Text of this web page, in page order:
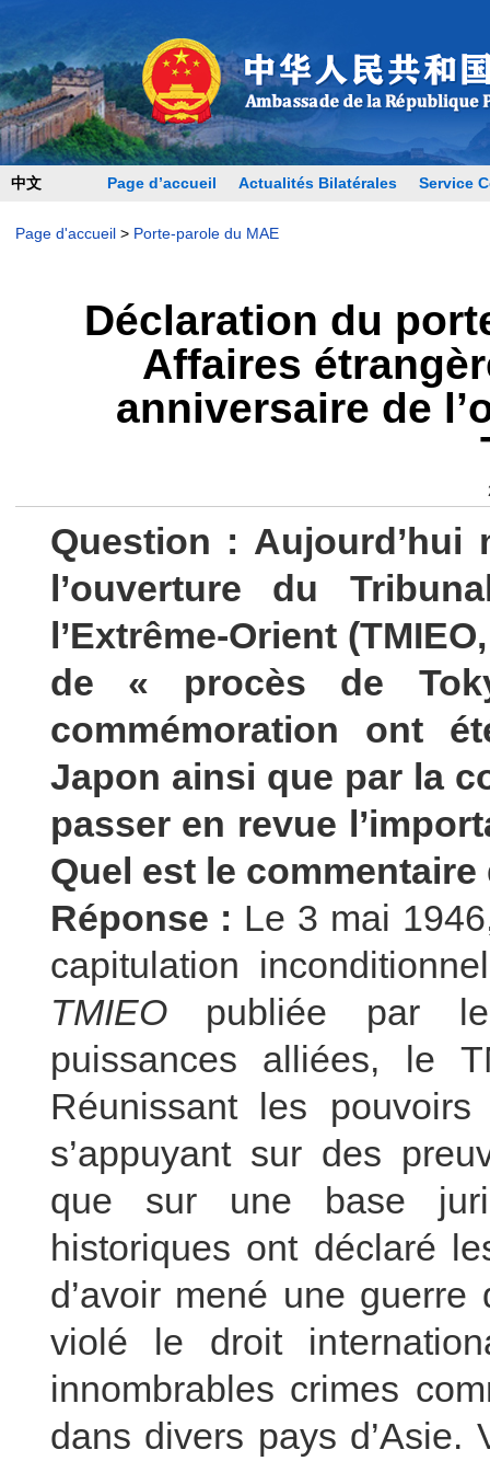
中文 Page d’accueil Actualités Bilatérales Service
Page d'accueil> Porte-parole du MAE
Déclaration du
Affaires
anniversaire de
Question : Aujourd’hui
l’ouverture du
l’Extrême-Orient
de « procès de
commémoration ont
Japon ainsi que par la
passer en revue
Quel est le commentaire
Réponse : Le 3 mai
capitulation
TMIEOpubliée par le
puissances alliées, le
Réunissant les
s’appuyant sur des
que sur une base
historiques ont déclaré
d’avoir mené une guerre
violé le droit
innombrables crimes
dans divers pays d’Asie.